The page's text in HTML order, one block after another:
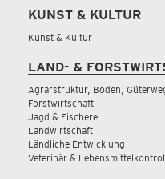
KUNST & KULTUR
Kunst & Kultur
LAND- &
Agrarstruktur, Boden,
Forstwirtschaft
Jagd & Fischerei
Landwirtschaft
Ländliche Entwicklung
Veterinär &